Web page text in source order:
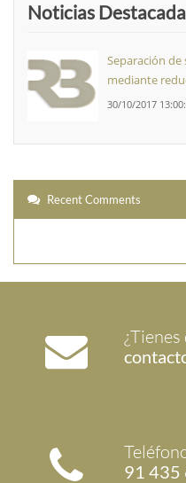
Noticias
Separación
mediante
30/10/2017
Recent Comments
¿Tienes
91 435